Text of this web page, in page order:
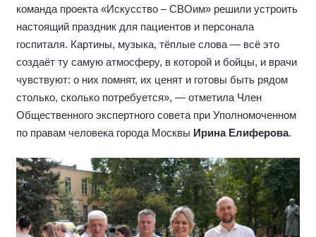
команда проекта «Искусство – СВОим» решили устроить
настоящий праздник для пациентов и персонала
госпиталя. Картины, музыка, тёплые слова — всё это
создаёт ту самую атмосферу, в которой и бойцы, и врачи
чувствуют: о них помнят, их ценят и готовы быть рядом
столько, сколько потребуется», — отметила Член
Общественного экспертного совета при Уполномоченном
по правам человека города Москвы Ирина Елиферова.